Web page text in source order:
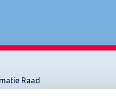
Raad